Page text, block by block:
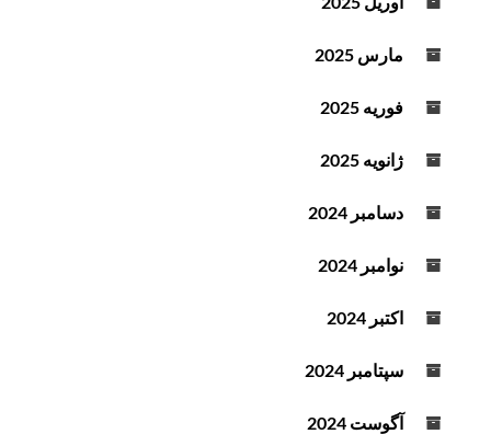
مارس 2025
فوریه 2025
ژانویه 2025
دسامبر 2024
نوامبر 2024
اکتبر 2024
سپتامبر 2024
آگوست 2024